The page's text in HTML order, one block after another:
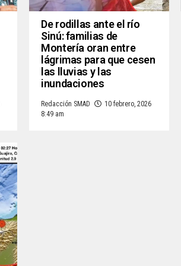
De rodillas ante el río
Sinú: familias de
Montería oran entre
lágrimas para que cesen
las lluvias y las
inundaciones
Redacción SMAD
10 febrero, 2026
8:49 am